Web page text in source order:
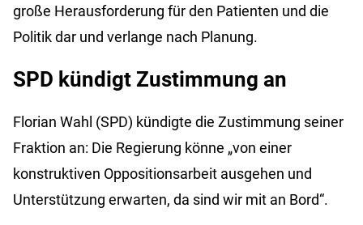
große Herausforderung für den Patienten und die
Politik dar und verlange nach Planung.
SPD kündigt Zustimmung an
Florian Wahl (SPD) kündigte die Zustimmung seiner
Fraktion an: Die Regierung könne „von einer
konstruktiven Oppositionsarbeit ausgehen und
Unterstützung erwarten, da sind wir mit an Bord“.